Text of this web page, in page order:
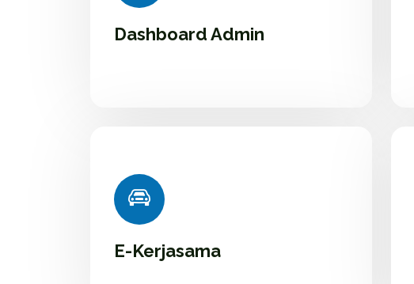
Dashboard Admin
E-Kerjasama